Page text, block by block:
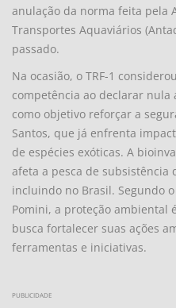
anulação da norma feita pela
Transportes Aquaviários
passado.
Na ocasião, o TRF-1
competência ao declarar nula
como objetivo reforçar a
Santos, que já enfrenta
de espécies exóticas. A
afeta a pesca de subsistência
incluindo no Brasil. Segundo
Pomini, a proteção ambiental
busca fortalecer suas ações
ferramentas e iniciativas.
PUBLICIDADE